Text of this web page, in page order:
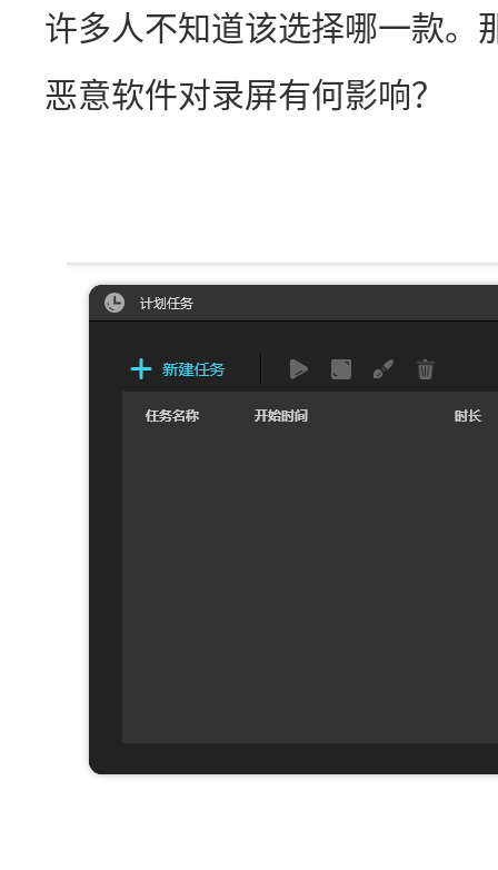
许多人不知道该选择哪一款。
恶意软件对录屏有何影响？